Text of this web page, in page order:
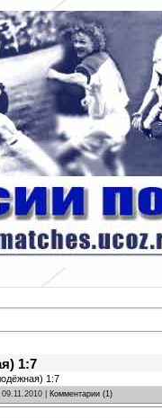
1:7
1:7
09.11.2010 Комментарии (1)